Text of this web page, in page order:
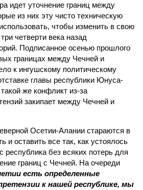
идет уточнение границ между
из них эту чисто техническую
чтобы изменить в свою
четверти века назад
Подписанное осенью прошлого
границах между Чечней и
к ингушскому политическому
главы республики Юнуса-
же конфликт из-за
закипает между Чечней и
Осетии-Алании стараются в
и оставить все так, как устоялось
без всяких потерь для
границ с Чечней. На очереди
есть определенные
к нашей республике, мы